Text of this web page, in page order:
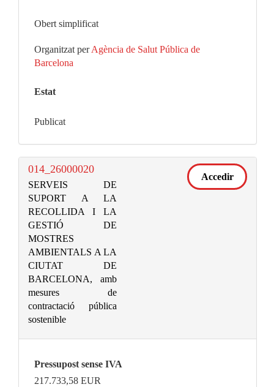
Obert simplificat
Organitzat per Agència de Salut Pública de
Barcelona
Estat
Publicat
014_26000020
SERVEIS DE
SUPORT A LA
RECOLLIDA I LA
GESTIÓ DE
MOSTRES
AMBIENTALS A LA
CIUTAT DE
BARCELONA, amb
mesures de
contractació pública
sostenible
Accedir
Pressupost sense IVA
217.733,58 EUR